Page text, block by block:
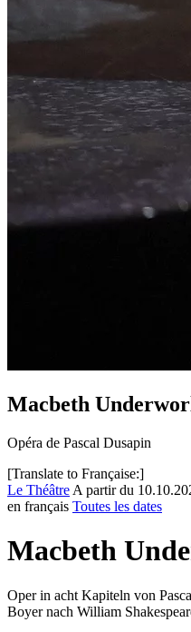
Macbeth
Opéra de Pascal Dusapin
[Translate to Française:]
Le Théâtre A partir du
en français Toutes les dates
Macbeth
Oper in acht Kapiteln von
Boyer nach William